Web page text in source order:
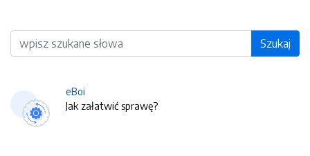
Wyszukiwarka Szukaj
eBoi
Jak załatwić sprawę?